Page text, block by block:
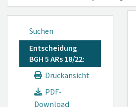
Suchen
Entscheidung
BGH 5 ARs 18/22:
Druckansicht
PDF-
Download